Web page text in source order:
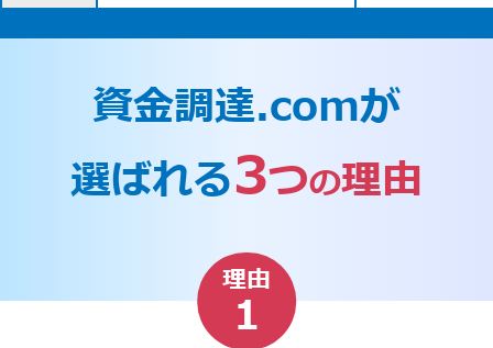
資金調達.comが
選ばれる3つの理由
理由
1